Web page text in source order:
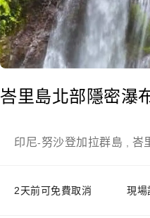
峇里島北部隱密瀑
印尼-努沙登加拉群島 峇
2天前可免費取消 現場